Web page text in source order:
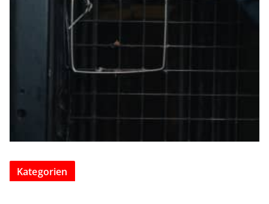
Kategorien